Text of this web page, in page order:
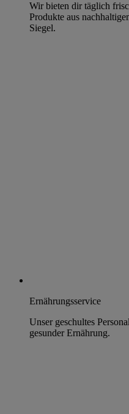
Wir bieten dir täglich
Produkte aus
Siegel.
Ernährungsservice
Unser geschultes
gesunder Ernährung.